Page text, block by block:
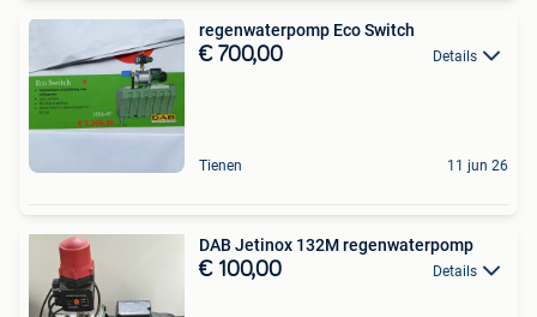
regenwaterpomp Eco Switch
€ 700,00 Details
Tienen 11 jun 26
DAB Jetinox 132M regenwaterpomp
€ 100,00 Details